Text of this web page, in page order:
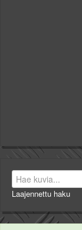
Laajennettu haku